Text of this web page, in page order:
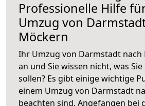
Professionelle Hilfe
Umzug von
Möckern
Ihr Umzug von Darmstadt
an und Sie wissen nicht, was
sollen? Es gibt einige wichtige
einem Umzug von Darmstadt
beachten sind. Angefangen bei